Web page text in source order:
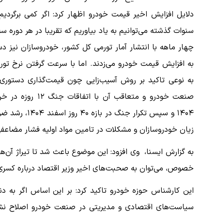
دلایل افزایش اخیر قیمت خودرو اظهار کرد: اگر کمی
سنوات گذشته می‌توانیم به یاد بیاوریم که تقریبا در هر دوره
چهار ماهه با انتشار آمار تورمی کل کشور، خودروسازان نیز
به افزایش قیمت خودرو می‌زدند. اما با سرعت گرفتن نرخ
به نوعی تاکید بر روش آسیب‌زایی چون قیمت‌گذاری
صنعت خودرو و متعاقب آن با اتفاقات جنگ
۱۴۰۴ و سپس تکرار جنگ در بازه ۴۰ روز
زیان خودروسازان و مشکلات در تامین مواد اولیه فشار
به گزارش ایسنا، وی افزود: این موضوع باعث شد تا تیراژ
خصوص، می‌توان به صحبت‌های اخیر وزیر اقتصاد درباره
این کارشناس حوزه خودرو تاکید کرد: بر این اساس اگر به
سیاست‌های اقتصادی و مدیریتی در صنعت خودرو اصلاح